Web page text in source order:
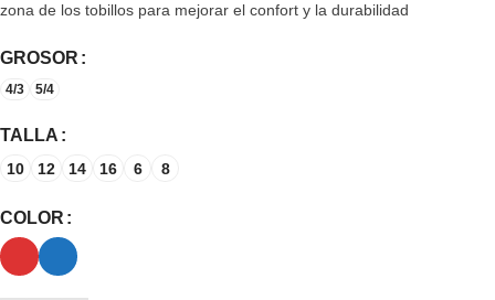
zona de los tobillos para mejorar el confort y la durabilidad
GROSOR
4/3 5/4
TALLA
10 12 14 16 6 8
COLOR